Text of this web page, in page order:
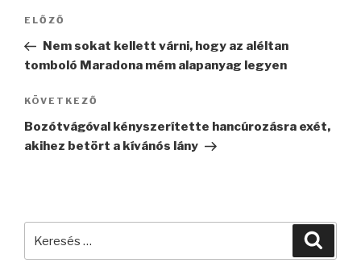
Bejegyzés
Korábbi
bejegyzés
ELŐZŐ
Nem sokat kellett várni, hogy az aléltan
tomboló Maradona mém alapanyag legyen
Következő
bejegyzés
KÖVETKEZŐ
Bozótvágóval kényszerítette hancúrozásra exét,
akihez betört a kívánós lány